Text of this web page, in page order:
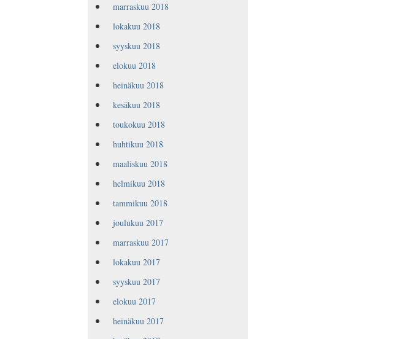
marraskuu 2018
lokakuu 2018
syyskuu 2018
elokuu 2018
heinäkuu 2018
kesäkuu 2018
toukokuu 2018
huhtikuu 2018
maaliskuu 2018
helmikuu 2018
tammikuu 2018
joulukuu 2017
marraskuu 2017
lokakuu 2017
syyskuu 2017
elokuu 2017
heinäkuu 2017